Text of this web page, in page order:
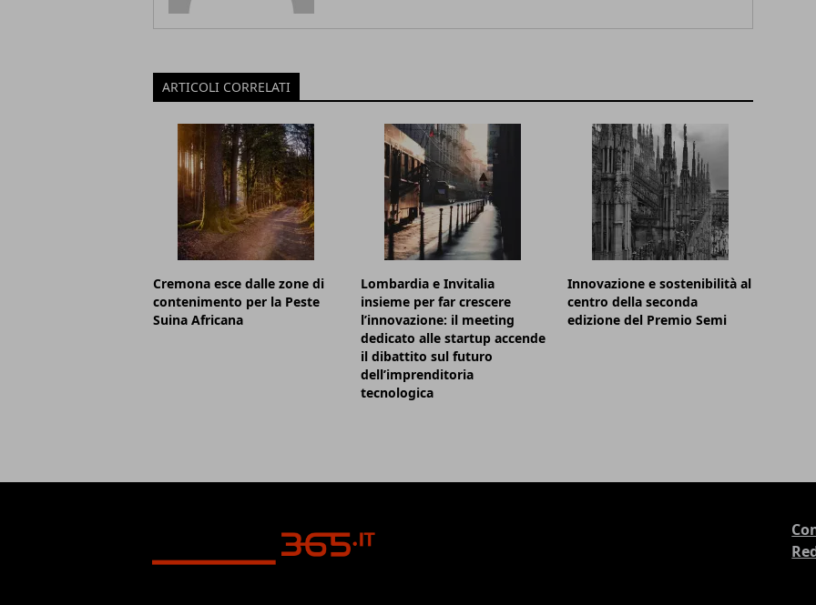
ARTICOLI CORRELATI
Cremona esce dalle zone di
contenimento per la Peste
Suina Africana
Lombardia e Invitalia
insieme per far crescere
l’innovazione: il meeting
dedicato alle startup accende
il dibattito sul futuro
dell’imprenditoria
tecnologica
Innovazione e sostenibilità al
centro della seconda
edizione del Premio Semi